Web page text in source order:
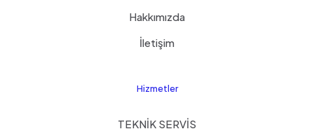
Hakkımızda
İletişim
Hizmetler
TEKNİK SERVİS